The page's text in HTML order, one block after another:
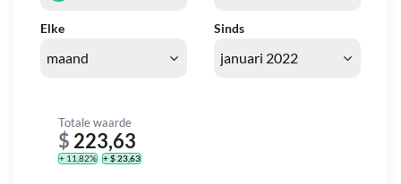
Elke Sinds
Totale waarde
$ 223,63
+ 11,82% + $ 23,63